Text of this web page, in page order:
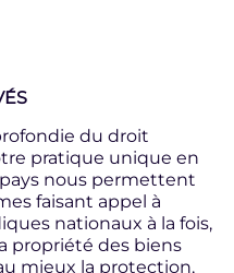
du droit
pratique unique en
pays nous permettent
faisant appel à
nationaux à la fois,
propriété des biens
mieux la protection,